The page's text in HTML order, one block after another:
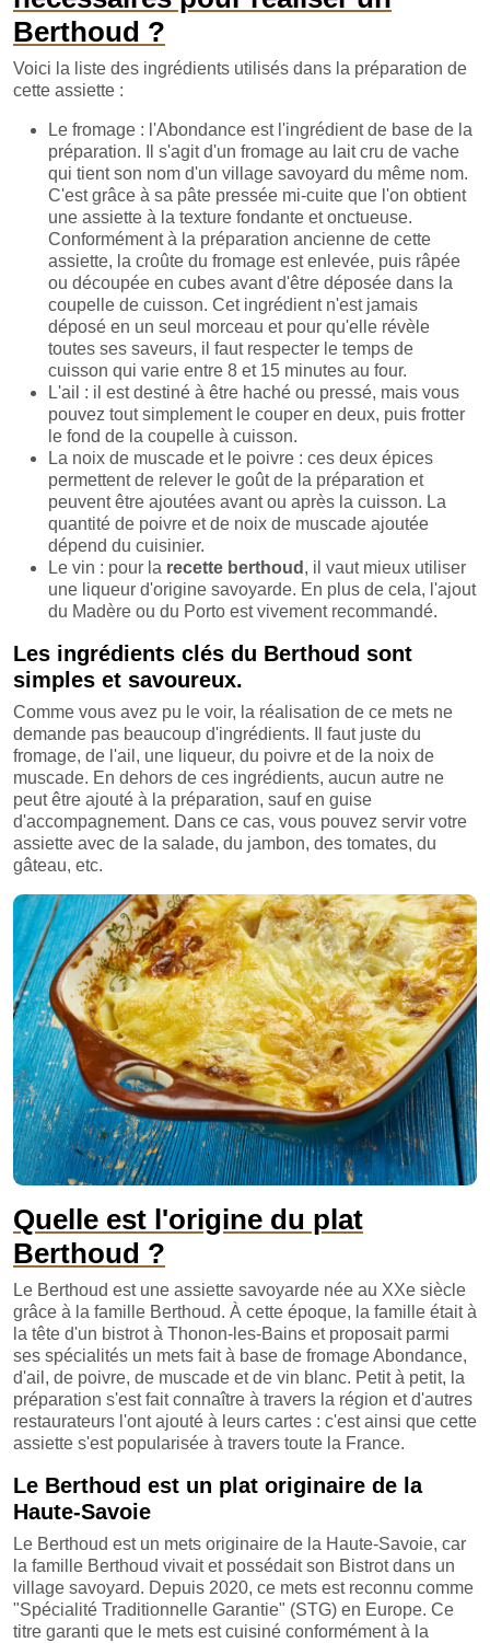
Berthoud ?
Voici la liste des ingrédients utilisés dans la préparation de
cette assiette :
Le fromage : l'Abondance est l'ingrédient de base de la
préparation. Il s'agit d'un fromage au lait cru de vache
qui tient son nom d'un village savoyard du même nom.
C'est grâce à sa pâte pressée mi-cuite que l'on obtient
une assiette à la texture fondante et onctueuse.
Conformément à la préparation ancienne de cette
assiette, la croûte du fromage est enlevée, puis râpée
ou découpée en cubes avant d'être déposée dans la
coupelle de cuisson. Cet ingrédient n'est jamais
déposé en un seul morceau et pour qu'elle révèle
toutes ses saveurs, il faut respecter le temps de
cuisson qui varie entre 8 et 15 minutes au four.
L'ail : il est destiné à être haché ou pressé, mais vous
pouvez tout simplement le couper en deux, puis frotter
le fond de la coupelle à cuisson.
La noix de muscade et le poivre : ces deux épices
permettent de relever le goût de la préparation et
peuvent être ajoutées avant ou après la cuisson. La
quantité de poivre et de noix de muscade ajoutée
dépend du cuisinier.
Le vin : pour la recette berthoud , il vaut mieux utiliser
une liqueur d'origine savoyarde. En plus de cela, l'ajout
du Madère ou du Porto est vivement recommandé.
Les ingrédients clés du Berthoud sont
simples et savoureux.
Comme vous avez pu le voir, la réalisation de ce mets ne
demande pas beaucoup d'ingrédients. Il faut juste du
fromage, de l'ail, une liqueur, du poivre et de la noix de
muscade. En dehors de ces ingrédients, aucun autre ne
peut être ajouté à la préparation, sauf en guise
d'accompagnement. Dans ce cas, vous pouvez servir votre
assiette avec de la salade, du jambon, des tomates, du
gâteau, etc.
Quelle est l'origine du plat
Berthoud ?
Le Berthoud est une assiette savoyarde née au XXe siècle
grâce à la famille Berthoud. À cette époque, la famille était à
la tête d'un bistrot à Thonon-les-Bains et proposait parmi
ses spécialités un mets fait à base de fromage Abondance,
d'ail, de poivre, de muscade et de vin blanc. Petit à petit, la
préparation s'est fait connaître à travers la région et d'autres
restaurateurs l'ont ajouté à leurs cartes : c'est ainsi que cette
assiette s'est popularisée à travers toute la France.
Le Berthoud est un plat originaire de la
Haute-Savoie
Le Berthoud est un mets originaire de la Haute-Savoie, car
la famille Berthoud vivait et possédait son Bistrot dans un
village savoyard. Depuis 2020, ce mets est reconnu comme
"Spécialité Traditionnelle Garantie" (STG) en Europe. Ce
titre garanti que le mets est cuisiné conformément à la